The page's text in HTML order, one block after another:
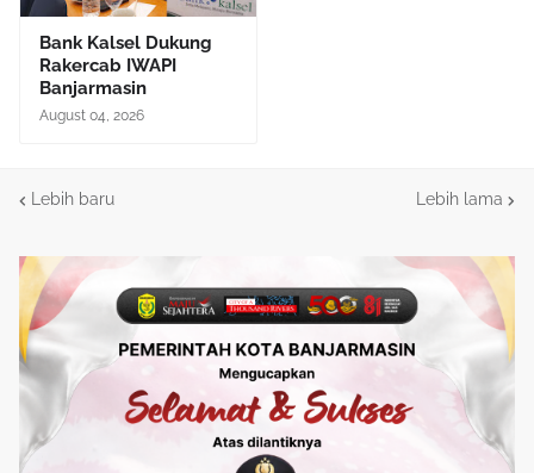
Bank Kalsel Dukung
Rakercab IWAPI
Banjarmasin
August 04, 2026
Lebih baru Lebih lama